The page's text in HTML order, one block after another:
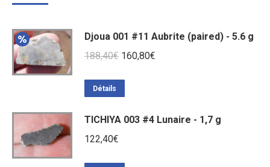
Djoua 001 #11 Aubrite (paired) - 5.6 g
188,40€ Le
188,40€.
160,80€
160,80€.
Détails
TICHIYA 003 #4 Lunaire - 1,7 g
122,40€